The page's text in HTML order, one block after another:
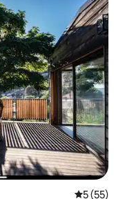
คะแนนเฉลี่
5 (55)